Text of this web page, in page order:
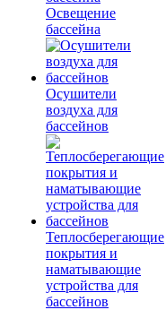
Освещение
бассейна
Осушители
воздуха для
бассейнов
Теплосберегающие
покрытия и
наматывающие
устройства для
бассейнов